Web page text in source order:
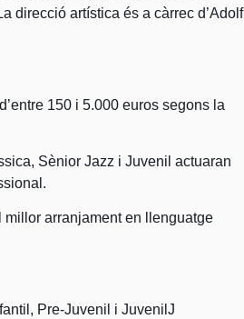
direcció artística és a càrrec d’Adolf
150 i 5.000 euros segons la
Sènior Jazz i Juvenil actuaran
arranjament en llenguatge
Pre-Juvenil i JuvenilJ